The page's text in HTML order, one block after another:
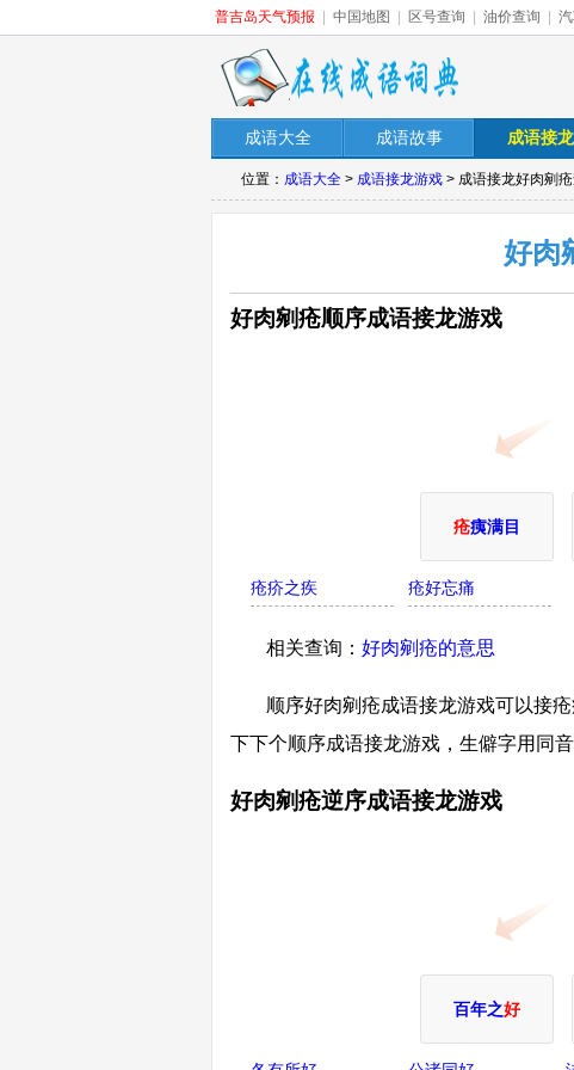
普吉岛天气预报 中国地图 区号查询 油价查询
成语大全 成语故事 成语接龙
位置： 成语大全 > 成语接龙游戏 > 成语接龙好肉剜
好肉
好肉剜疮顺序成语接龙游戏
疮痍满目
疮疥之疾 疮好忘痛
相关查询： 好肉剜疮的意思
顺序好肉剜疮成语接龙游戏可以接
下下个顺序成语接龙游戏，生僻字用同音
好肉剜疮逆序成语接龙游戏
百年之好